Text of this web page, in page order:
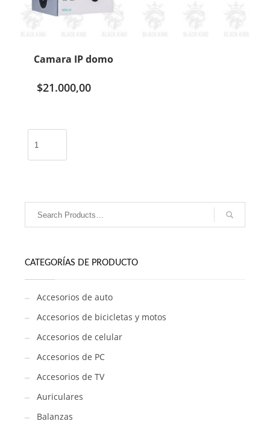
Camara IP domo
$21.000,00
domo
CATEGORÍAS DE PRODUCTO
Accesorios de auto
Accesorios de bicicletas y motos
Accesorios de celular
Accesorios de PC
Accesorios de TV
Auriculares
Balanzas